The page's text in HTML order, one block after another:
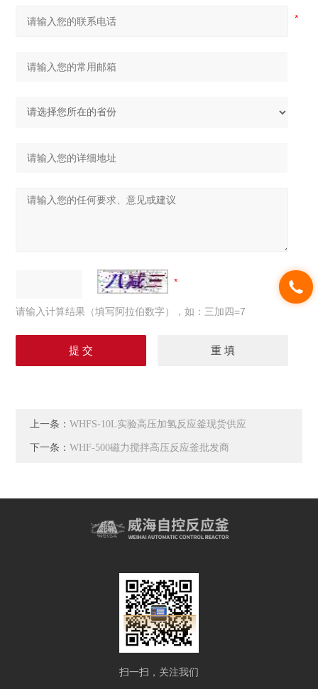
请输入计算结果（填写阿拉伯数字），如：三加四=7
上一条：WHFS-10L实验高压加氢反应釜现货供应
下一条：WHF-500磁力搅拌高压反应釜批发商
扫一扫，关注我们